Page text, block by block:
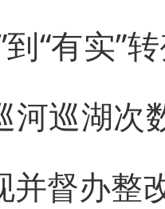
到“有实”
河巡湖次
并督办整